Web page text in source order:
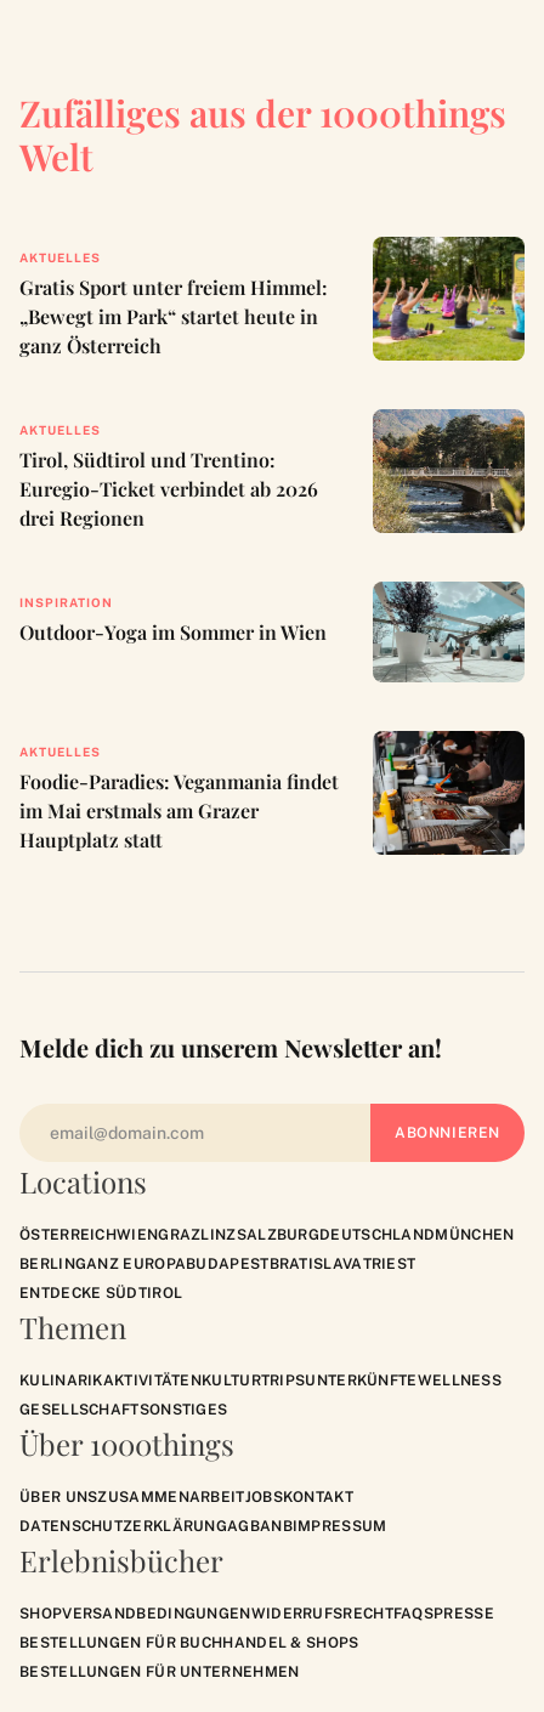
Zufälliges aus der 1000things
Welt
AKTUELLES
Gratis Sport unter freiem Himmel:
„Bewegt im Park“ startet heute in
ganz Österreich
AKTUELLES
Tirol, Südtirol und Trentino:
Euregio-Ticket verbindet ab 2026
drei Regionen
INSPIRATION
Outdoor-Yoga im Sommer in Wien
AKTUELLES
Foodie-Paradies: Veganmania findet
im Mai erstmals am Grazer
Hauptplatz statt
Locations
ÖSTERREICHWIENGRAZLINZSALZBURGDEUTSCHLANDMÜNCHEN
BERLINGANZ EUROPABUDAPESTBRATISLAVATRIEST
ENTDECKE SÜDTIROL
Themen
KULINARIKAKTIVITÄTENKULTURTRIPSUNTERKÜNFTEWELLNESS
GESELLSCHAFTSONSTIGES
Über 1000things
ÜBER UNSZUSAMMENARBEITJOBSKONTAKT
DATENSCHUTZERKLÄRUNGAGBANBIMPRESSUM
Erlebnisbücher
SHOPVERSANDBEDINGUNGENWIDERRUFSRECHTFAQSPRESSE
BESTELLUNGEN FÜR BUCHHANDEL & SHOPS
BESTELLUNGEN FÜR UNTERNEHMEN
Melde dich zu unserem Newsletter an!